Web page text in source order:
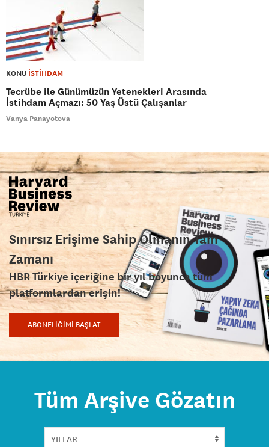
KONU İSTİHDAM
Tecrübe ile Günümüzün Yetenekleri Arasında
İstihdam Açmazı: 50 Yaş Üstü Çalışanlar
Vanya Panayotova
Sınırsız Erişime Sahip Olmanın Tam
Zamanı
HBR Türkiye içeriğine bir yıl boyunca tüm
platformlardan erişin!
ABONELİĞİMİ BAŞLAT
Tüm Arşive Gözatın